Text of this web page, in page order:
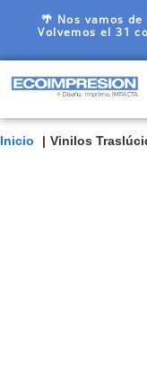
🌴 Nos vamos
Volvemos el 31
Inicio Vinilos